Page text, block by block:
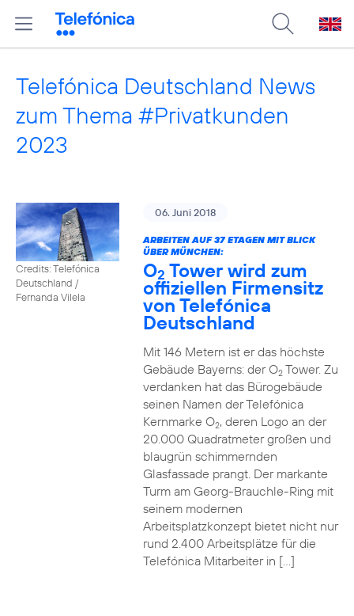
Telefónica Deutschland News
zum Thema #Privatkunden
2023
Credits: Telefónica
Deutschland /
Fernanda Vilela
06. Juni 2018
ARBEITEN AUF 37 ETAGEN MIT BLICK
ÜBER MÜNCHEN:
O2 Tower wird zum
offiziellen Firmensitz
von Telefónica
Deutschland
Mit 146 Metern ist er das höchste
Gebäude Bayerns: der O2Tower. Zu
verdanken hat das Bürogebäude
seinen Namen der Telefónica
Kernmarke O2, deren Logo an der
20.000 Quadratmeter großen und
blaugrün schimmernden
Glasfassade prangt. Der markante
Turm am Georg-Brauchle-Ring mit
seinem modernen
Arbeitsplatzkonzept bietet nicht nur
rund 2.400 Arbeitsplätze für die
Telefónica Mitarbeiter in […]